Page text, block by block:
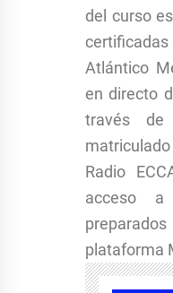
del curso
Atlántico
en directo
través
Radio
acceso
plataforma